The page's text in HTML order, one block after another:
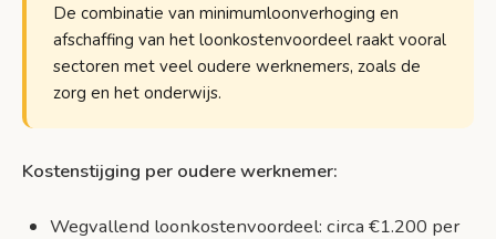
De combinatie van minimumloonverhoging en
afschaffing van het loonkostenvoordeel raakt vooral
sectoren met veel oudere werknemers, zoals de
zorg en het onderwijs.
Kostenstijging per oudere werknemer:
Wegvallend loonkostenvoordeel: circa €1.200 per